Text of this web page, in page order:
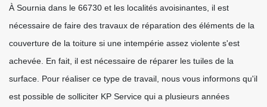
À Sournia dans le 66730 et les localités avoisinantes, il est
nécessaire de faire des travaux de réparation des éléments de la
couverture de la toiture si une intempérie assez violente s'est
achevée. En fait, il est nécessaire de réparer les tuiles de la
surface. Pour réaliser ce type de travail, nous vous informons qu'il
est possible de solliciter KP Service qui a plusieurs années